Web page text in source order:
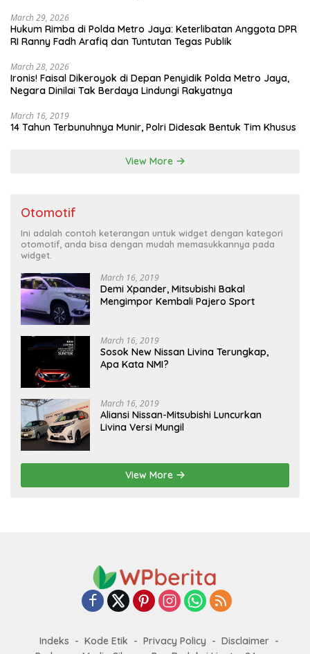
March 29, 2026
Hukum Rimba di Polda Metro Jaya: Keterlibatan Anggota DPR
RI Ranny Fadh Arafiq dan Tuntutan Tegas Publik
March 28, 2026
Ironis! Faisal Dikeroyok di Depan Penyidik Polda Metro Jaya,
Negara Dinilai Tak Berdaya Lindungi Rakyatnya
March 16, 2019
14 Tahun Terbunuhnya Munir, Polri Didesak Bentuk Tim Khusus
View More
Otomotif
Ini adalah contoh keterangan untuk widget dengan kategori
otomotif, anda bisa dengan mudah memasukkannya pada
widget.
March 16, 2019
Demi Xpander, Mitsubishi Bakal
Mengimpor Kembali Pajero Sport
March 16, 2019
Sosok New Nissan Livina Terungkap,
Apa Kata NMI?
March 16, 2019
Aliansi Nissan-Mitsubishi Luncurkan
Livina Versi Mungil
View More
Indeks Kode Etik Privacy Policy
Disclaimer